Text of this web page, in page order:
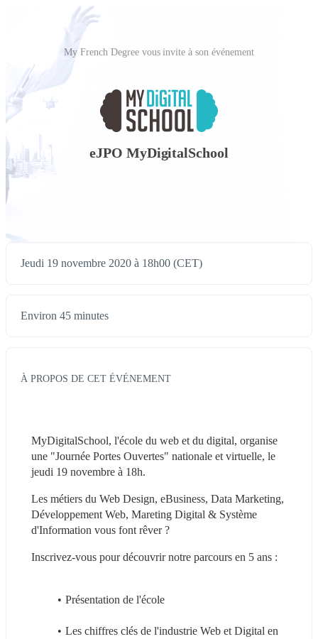
My French Degree vous invite à son événement
eJPO MyDigitalSchool
Jeudi 19 novembre 2020 à 18h00 (CET)
Environ 45 minutes
À PROPOS DE CET ÉVÉNEMENT
MyDigitalSchool, l'école du web et du digital, organise
une "Journée Portes Ouvertes" nationale et virtuelle, le
jeudi 19 novembre à 18h.
Les métiers du Web Design, eBusiness, Data Marketing,
Développement Web, Mareting Digital & Système
d'Information vous font rêver ?
Inscrivez-vous pour découvrir notre parcours en 5 ans :
Présentation de l'école
Les chiffres clés de l'industrie Web et Digital en